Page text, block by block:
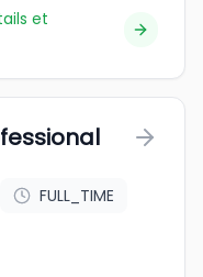
et
FULL_TIME